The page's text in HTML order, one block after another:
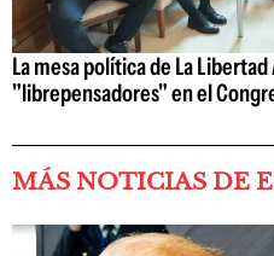
La mesa política de La
"librepensadores" en el
MÁS NOTICIAS DE